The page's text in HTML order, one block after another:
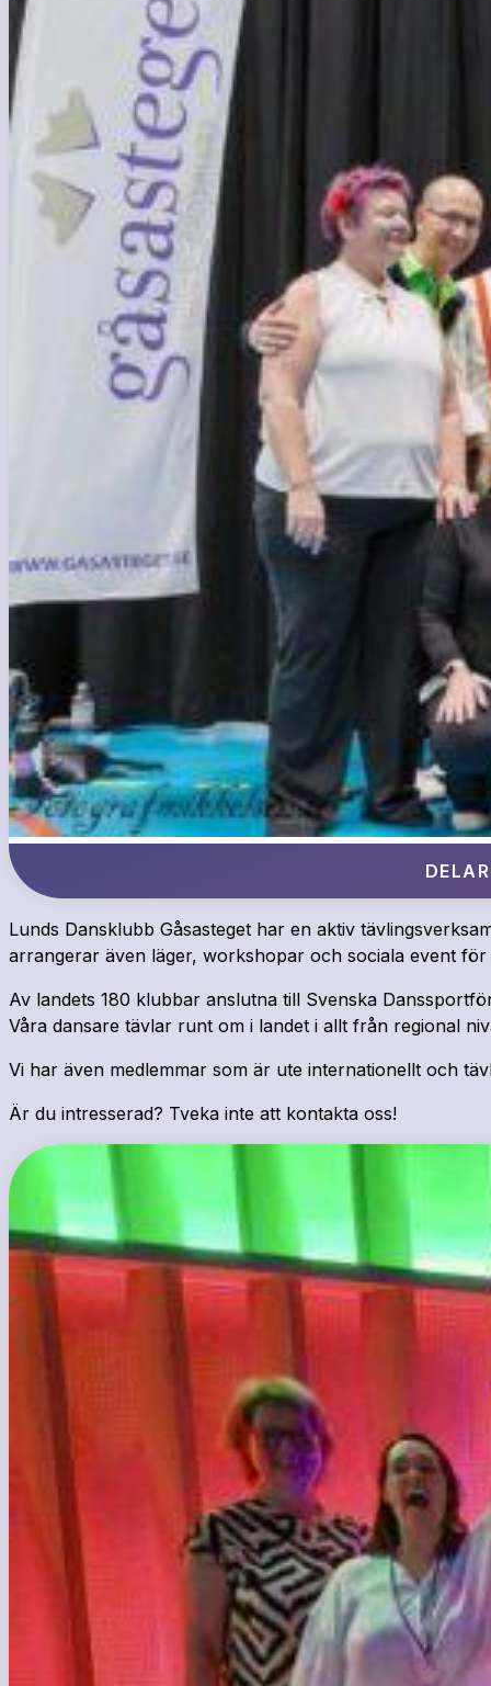
Lunds Dansklubb Gåsasteget har en aktiv
arrangerar även läger, workshopar och sociala event för
Av landets 180 klubbar anslutna till Svenska
Våra dansare tävlar runt om i landet i allt från regional
Vi har även medlemmar som är ute internationellt och
Är du intresserad? Tveka inte att kontakta oss!